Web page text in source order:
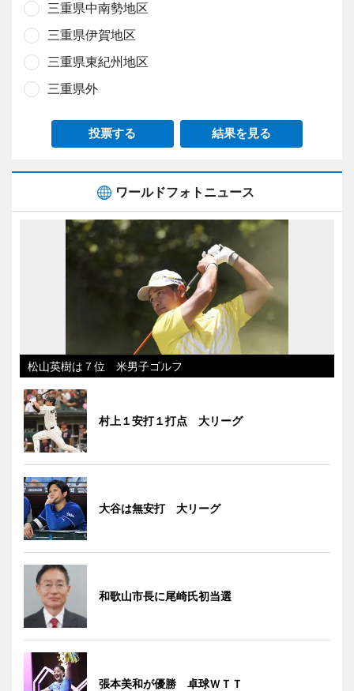
三重県中南勢地区
三重県伊賀地区
三重県東紀州地区
三重県外
投票する 結果を見る
ワールドフォトニュース
松山英樹は７位 米男子ゴルフ
村上１安打１打点 大リーグ
大谷は無安打 大リーグ
和歌山市長に尾崎氏初当選
張本美和が優勝 卓球ＷＴＴ